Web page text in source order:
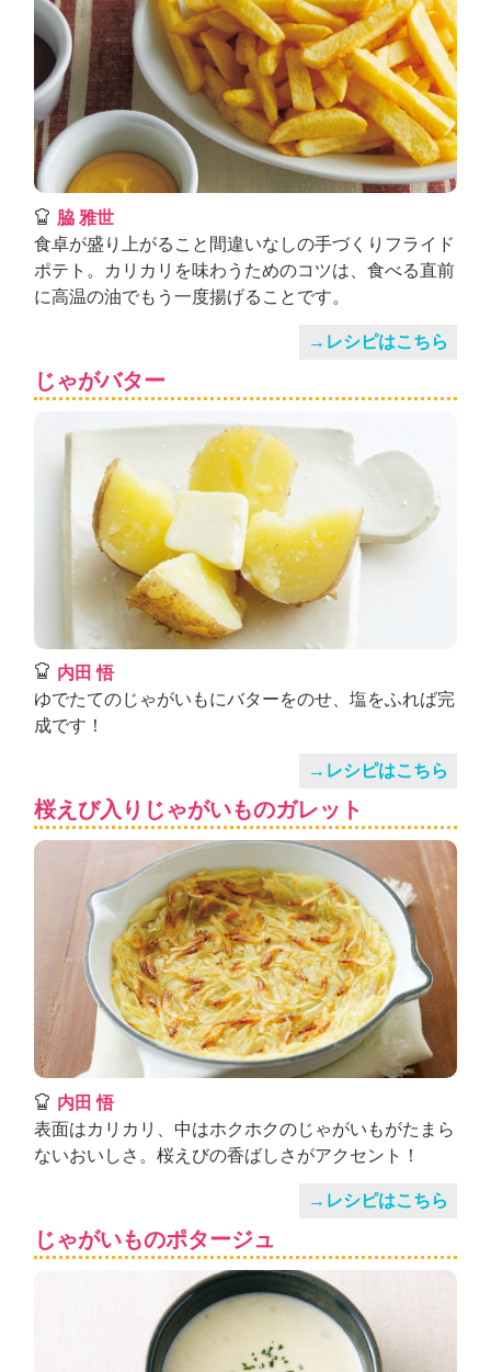
脇 雅世
食卓が盛り上がること間違いなしの手づくりフライド
ポテト。カリカリを味わうためのコツは、食べる直前
に高温の油でもう一度揚げることです。
→レシピはこちら
じゃがバター
内田 悟
ゆでたてのじゃがいもにバターをのせ、塩をふれば完
成です！
→レシピはこちら
桜えび入りじゃがいものガレット
内田 悟
表面はカリカリ、中はホクホクのじゃがいもがたまら
ないおいしさ。桜えびの香ばしさがアクセント！
→レシピはこちら
じゃがいものポタージュ